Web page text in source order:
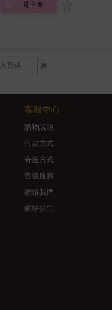
電子書
頁
客服中心
購物說明
付款方式
寄送方式
售後服務
聯絡我們
網站公告